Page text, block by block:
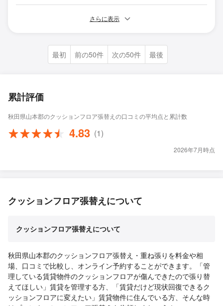
さらに表示
最初 前の50件 次の50件 最後
累計評価
秋田県山本郡のクッションフロア張替えの口コミの平均点と累計数
4.83 (1)
2026年7月時点
クッションフロア張替えについて
クッションフロア張替えについて
秋田県山本郡のクッションフロア張替え・重ね張りを料金や相
場、口コミで比較し、オンライン予約することができます。「管
理している賃貸物件のクッションフロアが傷んできたので張り替
えてほしい」賃貸を管理する方、「賃貸だけど現状回復できるク
ッションフロアに変えたい」賃貸物件に住んでいる方、そんな時